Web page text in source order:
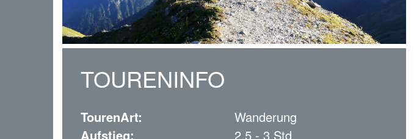
TOURENINFO
TourenArt:
Wanderung
Aufstieg:
2.5 - 3 Std